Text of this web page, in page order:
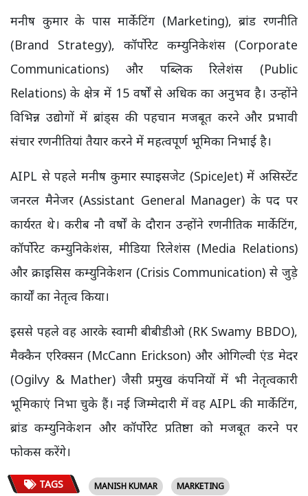
मनीष कुमार के पास मार्केटिंग (Marketing), ब्रांड रणनीति
(Brand Strategy), कॉर्पोरेट कम्युनिकेशंस (Corporate
Communications) और पब्लिक रिलेशंस (Public
Relations) के क्षेत्र में 15 वर्षों से अधिक का अनुभव है। उन्होंने
विभिन्न उद्योगों में ब्रांड्स की पहचान मजबूत करने और प्रभावी
संचार रणनीतियां तैयार करने में महत्वपूर्ण भूमिका निभाई है।
AIPL से पहले मनीष कुमार स्पाइसजेट (SpiceJet) में असिस्टेंट
जनरल मैनेजर (Assistant General Manager) के पद पर
कार्यरत थे। करीब नौ वर्षों के दौरान उन्होंने रणनीतिक मार्केटिंग,
कॉर्पोरेट कम्युनिकेशंस, मीडिया रिलेशंस (Media Relations)
और क्राइसिस कम्युनिकेशन (Crisis Communication) से जुड़े
कार्यों का नेतृत्व किया।
इससे पहले वह आरके स्वामी बीबीडीओ (RK Swamy BBDO),
मैक्कैन एरिक्सन (McCann Erickson) और ओगिल्वी एंड मेदर
(Ogilvy & Mather) जैसी प्रमुख कंपनियों में भी नेतृत्वकारी
भूमिकाएं निभा चुके हैं। नई जिम्मेदारी में वह AIPL की मार्केटिंग,
ब्रांड कम्युनिकेशन और कॉर्पोरेट प्रतिष्ठा को मजबूत करने पर
फोकस करेंगे।
TAGS MANISH KUMAR
MARKETING